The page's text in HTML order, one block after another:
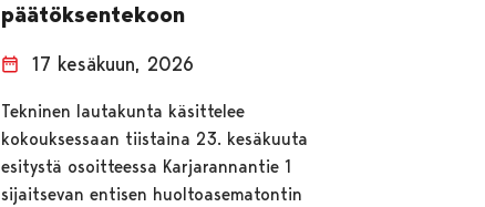
päätöksentekoon
17 kesäkuun, 2026
Tekninen lautakunta käsittelee
kokouksessaan tiistaina 23. kesäkuuta
esitystä osoitteessa Karjarannantie 1
sijaitsevan entisen huoltoasematontin